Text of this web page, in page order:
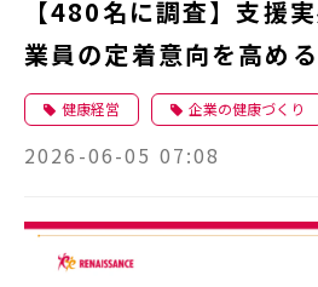
【480名に調査】支援
業員の定着意向を高め
「届ける」時代へ~
健康経営 企業の健康づくり
2026-06-05 07:08